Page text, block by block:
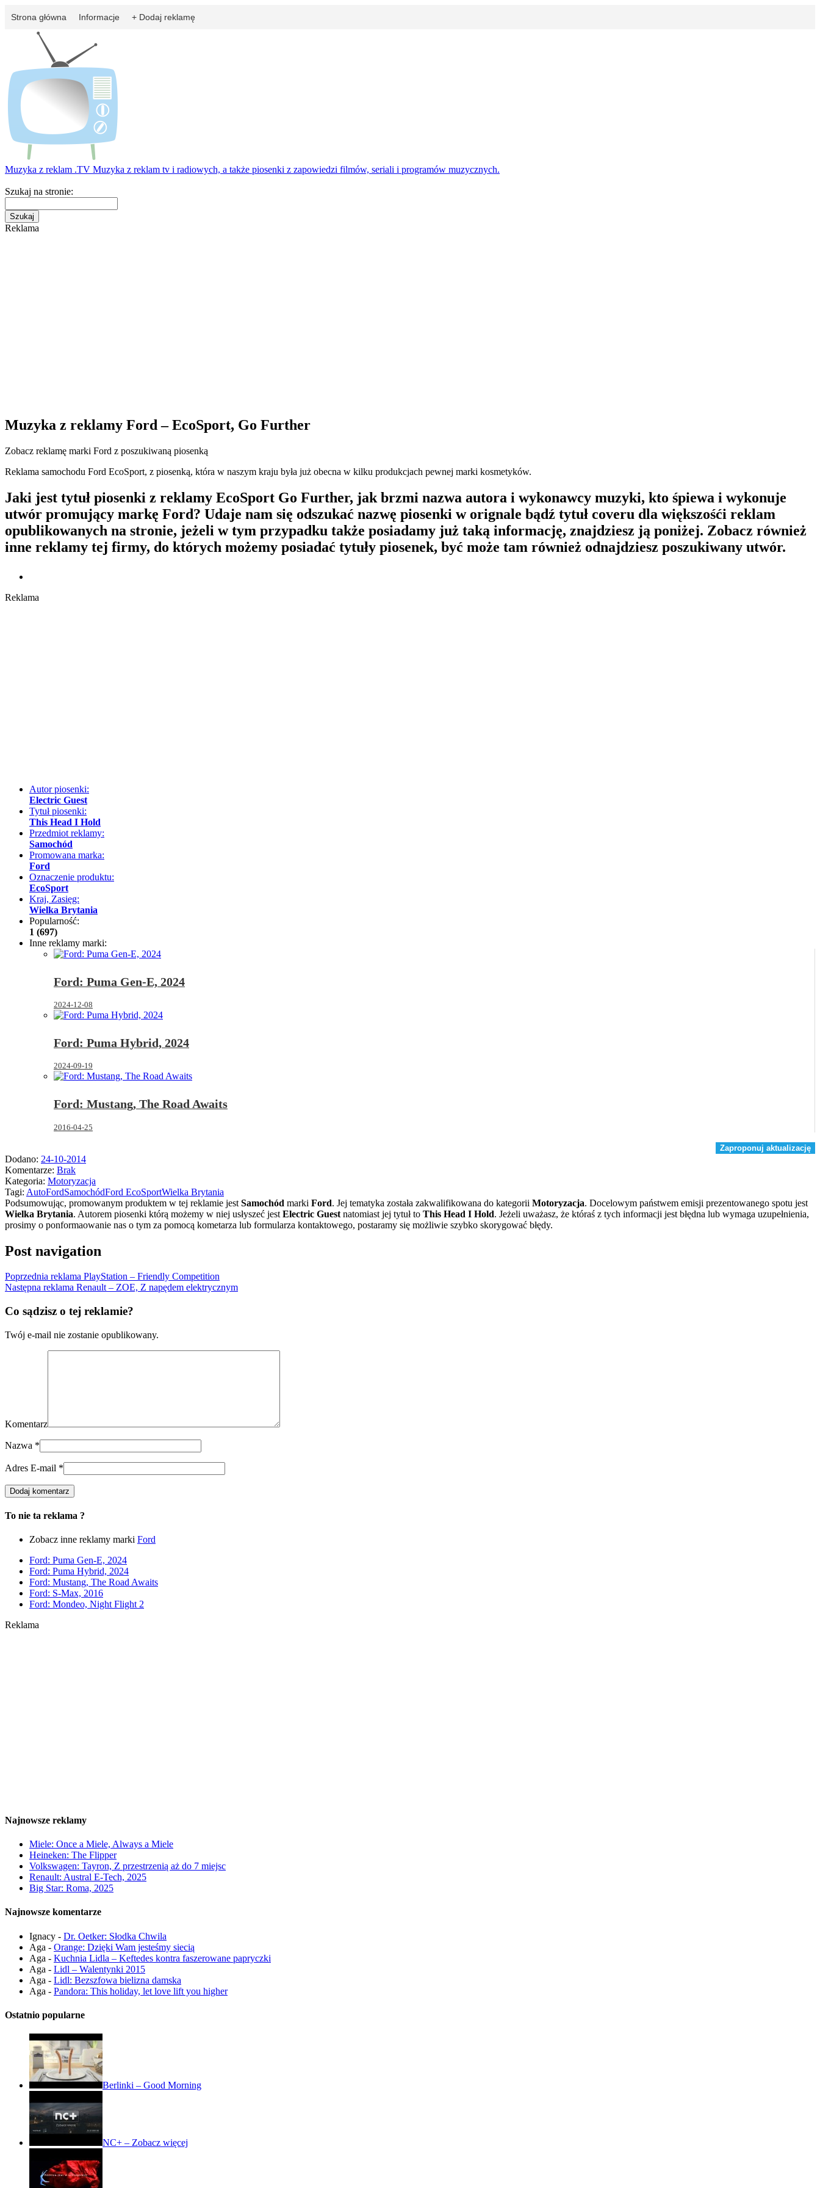
Strona główna Informacje + Dodaj reklamę
Muzyka z reklam .TV Muzyka z reklam tv i radiowych, a także piosenki z zapowiedzi filmów, seriali i programów muzycznych.
Szukaj na stronie:
Reklama
Muzyka z reklamy Ford – EcoSport, Go Further
Zobacz reklamę marki Ford z poszukiwaną piosenką
Reklama samochodu Ford EcoSport, z piosenką, która w naszym kraju była już obecna w kilku produkcjach pewnej marki kosmetyków.
Jaki jest tytuł piosenki z reklamy EcoSport Go Further, jak brzmi nazwa autora i wykonawcy muzyki, kto śpiewa i wykonuje
utwór promujący markę Ford? Udaje nam się odszukać nazwę piosenki w orignale bądź tytuł coveru dla większośći reklam
opublikowanych na stronie, jeżeli w tym przypadku także posiadamy już taką informację, znajdziesz ją poniżej. Zobacz również
inne reklamy tej firmy, do których możemy posiadać tytuły piosenek, być może tam również odnajdziesz poszukiwany utwór.
Reklama
Autor piosenki:
Electric Guest
Tytuł piosenki:
This Head I Hold
Przedmiot reklamy:
Samochód
Promowana marka:
Ford
Oznaczenie produktu:
EcoSport
Kraj, Zasięg:
Wielka Brytania
Popularność:
1 (697)
Inne reklamy marki:
Ford: Puma Gen-E, 2024
2024-12-08
Ford: Puma Hybrid, 2024
2024-09-19
Ford: Mustang, The Road Awaits
2016-04-25
Zaproponuj aktualizację
Dodano: 24-10-2014
Komentarze: Brak
Kategoria: Motoryzacja
Tagi: AutoFordSamochódFord EcoSportWielka Brytania
Podsumowując, promowanym produktem w tej reklamie jest Samochód marki Ford. Jej tematyka została zakwalifikowana do kategorii Motoryzacja. Docelowym państwem emisji prezentowanego spotu jest
Wielka Brytania. Autorem piosenki którą możemy w niej usłyszeć jest Electric Guest natomiast jej tytuł to This Head I Hold. Jeżeli uważasz, że któraś z tych informacji jest błędna lub wymaga uzupełnienia,
prosimy o ponformaowanie nas o tym za pomocą kometarza lub formularza kontaktowego, postaramy się możliwie szybko skorygować błędy.
Post navigation
Poprzednia reklama PlayStation – Friendly Competition
Następna reklama Renault – ZOE, Z napędem elektrycznym
Co sądzisz o tej reklamie?
Twój e-mail nie zostanie opublikowany.
Komentarz
Nazwa *
Adres E-mail *
To nie ta reklama ?
Zobacz inne reklamy marki Ford
Ford: Puma Gen-E, 2024
Ford: Puma Hybrid, 2024
Ford: Mustang, The Road Awaits
Ford: S-Max, 2016
Ford: Mondeo, Night Flight 2
Reklama
Najnowsze reklamy
Miele: Once a Miele, Always a Miele
Heineken: The Flipper
Volkswagen: Tayron, Z przestrzenią aż do 7 miejsc
Renault: Austral E-Tech, 2025
Big Star: Roma, 2025
Najnowsze komentarze
Ignacy - Dr. Oetker: Słodka Chwila
Aga - Orange: Dzięki Wam jesteśmy siecią
Aga - Kuchnia Lidla – Keftedes kontra faszerowane papryczki
Aga - Lidl – Walentynki 2015
Aga - Lidl: Bezszfowa bielizna damska
Aga - Pandora: This holiday, let love lift you higher
Ostatnio popularne
Berlinki – Good Morning
NC+ – Zobacz więcej